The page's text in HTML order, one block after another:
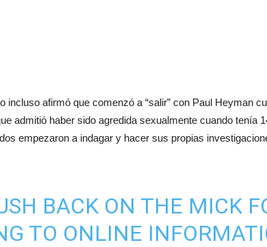
incluso afirmó que comenzó a “salir” con Paul Heyman
admitió haber sido agredida sexualmente cuando tenía
empezaron a indagar y hacer sus propias
BACK ON THE MICK
TO ONLINE